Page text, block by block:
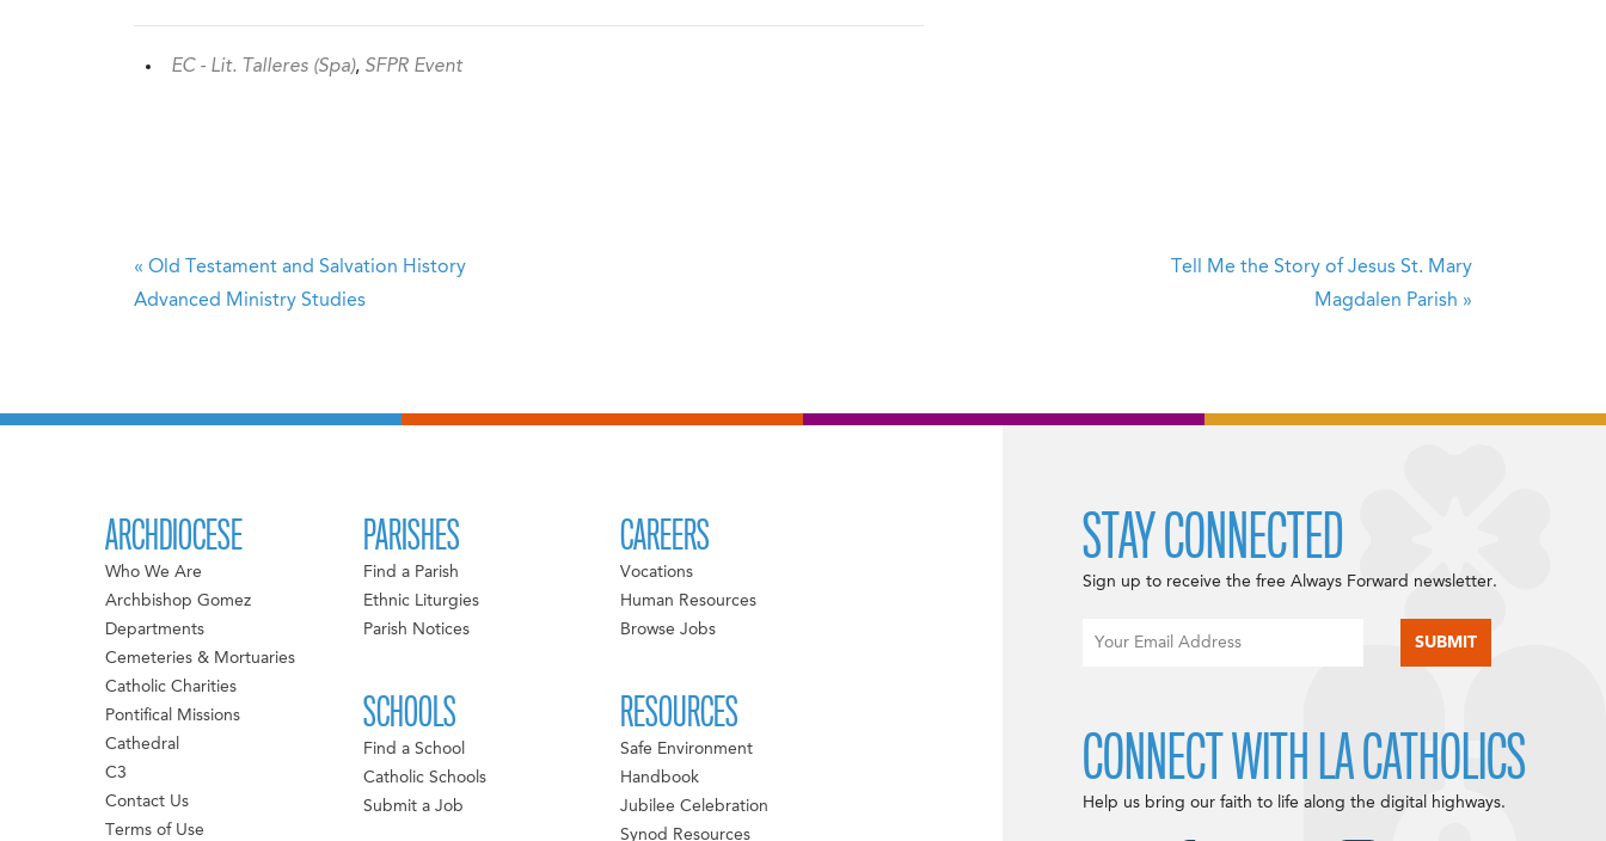
EC - Lit. Talleres (Spa), SFPR Event
« Old Testament and Salvation History
Advanced Ministry Studies
Tell Me the Story of Jesus St. Mary
Magdalen Parish »
ARCHDIOCESE
Who We Are
Archbishop Gomez
Departments
Cemeteries & Mortuaries
Catholic Charities
Pontifical Missions
Cathedral
C3
Contact Us
Terms of Use
PARISHES
Find a Parish
Ethnic Liturgies
Parish Notices
SCHOOLS
Find a School
Catholic Schools
Submit a Job
CAREERS
Vocations
Human Resources
Browse Jobs
RESOURCES
Safe Environment
Handbook
Jubilee Celebration
Synod Resources
STAY CONNECTED
Sign up to receive the free Always Forward newsletter.
CONNECT WITH LA CATHOLICS
Help us bring our faith to life along the digital highways.